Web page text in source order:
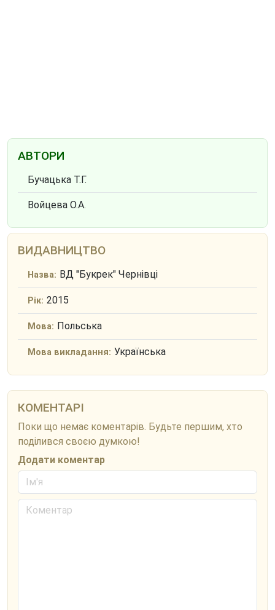
АВТОРИ
Бучацька Т.Г.
Войцева О.А.
ВИДАВНИЦТВО
Назва: ВД "Букрек" Чернівці
Рік: 2015
Мова: Польська
Мова викладання: Українська
КОМЕНТАРІ
Поки що немає коментарів. Будьте першим, хто
поділився своєю думкою!
Додати коментар